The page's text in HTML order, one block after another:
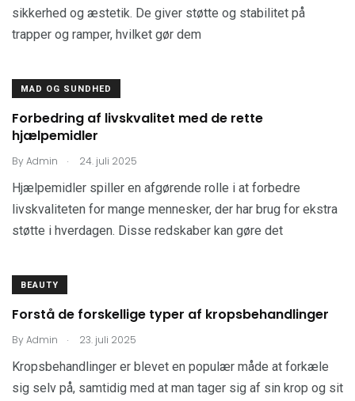
sikkerhed og æstetik. De giver støtte og stabilitet på
trapper og ramper, hvilket gør dem
MAD OG SUNDHED
Forbedring af livskvalitet med de rette
hjælpemidler
ByAdmin . 24. juli 2025
Hjælpemidler spiller en afgørende rolle i at forbedre
livskvaliteten for mange mennesker, der har brug for ekstra
støtte i hverdagen. Disse redskaber kan gøre det
BEAUTY
Forstå de forskellige typer af kropsbehandlinger
ByAdmin . 23. juli 2025
Kropsbehandlinger er blevet en populær måde at forkæle
sig selv på, samtidig med at man tager sig af sin krop og sit